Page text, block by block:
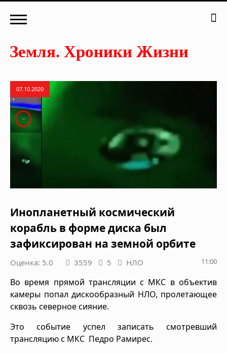
07.10.2020
Инопланетный космический
корабль в форме диска был
зафиксирован на земной орбите
Оценка: 5.0 3559 5 НЛО 11:00
Во время прямой трансляции с МКС в объектив
камеры попал дискообразный НЛО, пролетающее
сквозь северное сияние.
Это событие успел записать смотревший
трансляцию с МКС Педро Рамирес.